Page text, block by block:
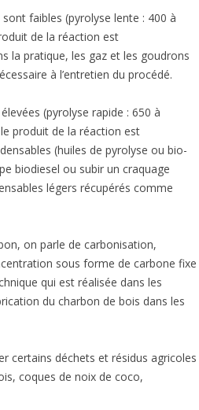
faibles (pyrolyse lente : 400 à
de la réaction est
la pratique, les gaz et les goudrons
à l’entretien du procédé.
(pyrolyse rapide : 650 à
produit de la réaction est
(huiles de pyrolyse ou bio-
biodiesel ou subir un craquage
légers récupérés comme
on parle de carbonisation,
sous forme de carbone fixe
qui est réalisée dans les
du charbon de bois dans les
certains déchets et résidus agricoles
coques de noix de coco,